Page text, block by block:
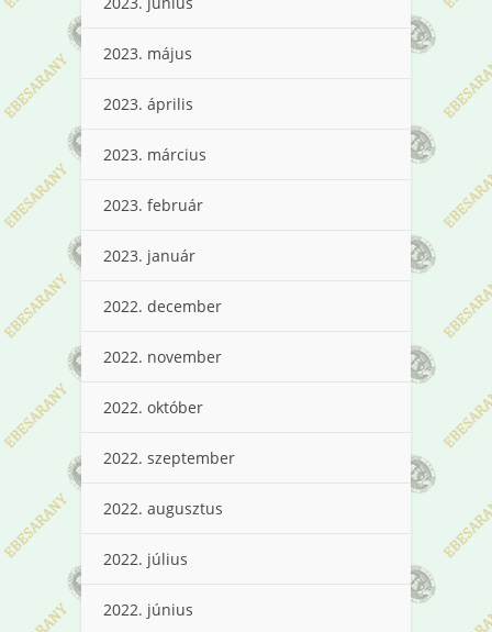
2023. május
2023. április
2023. március
2023. február
2023. január
2022. december
2022. november
2022. október
2022. szeptember
2022. augusztus
2022. július
2022. június